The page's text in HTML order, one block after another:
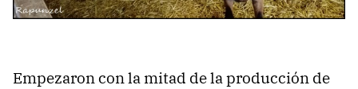
Empezaron con la mitad de la producción de